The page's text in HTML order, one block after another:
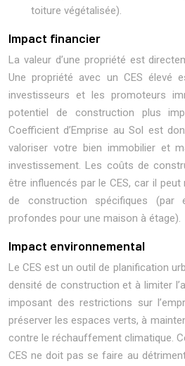
toiture végétalisée).
Impact financier
La valeur d’une propriété est
Une propriété avec un CES élevé
investisseurs et les promoteurs
potentiel de construction plus
Coefficient d’Emprise au Sol est
valoriser votre bien immobilier et
investissement. Les coûts de
être influencés par le CES, car il
de construction spécifiques (par
profondes pour une maison à étage).
Impact environnemental
Le CES est un outil de planification
densité de construction et à limiter
imposant des restrictions sur
préserver les espaces verts, à
contre le réchauffement climatique.
CES ne doit pas se faire au